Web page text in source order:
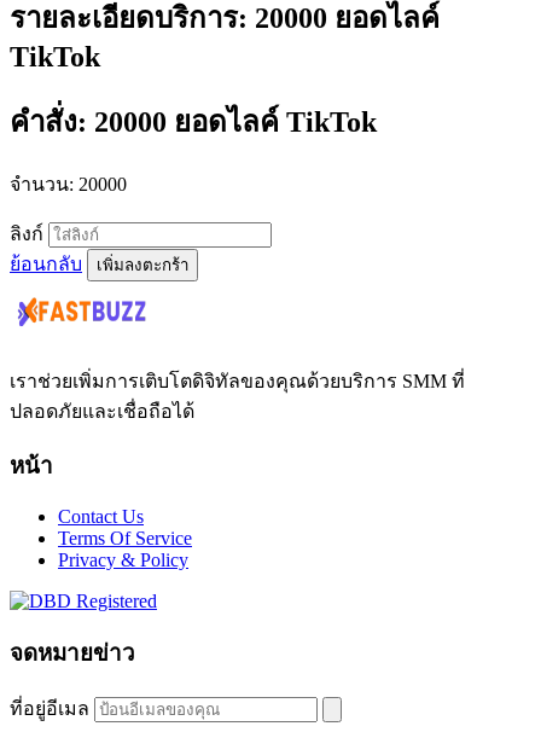
รายละเอียดบริการ: 20000 ยอดไลค์
TikTok
คำสั่ง: 20000 ยอดไลค์ TikTok
จำนวน: 20000
ลิงก์
ย้อนกลับ
เพิ่มลงตะกร้า
เราช่วยเพิ่มการเติบโตดิจิทัลของคุณด้วยบริการ SMM ที่
ปลอดภัยและเชื่อถือได้
หน้า
Contact Us
Terms Of Service
Privacy & Policy
จดหมายข่าว
ที่อยู่อีเมล